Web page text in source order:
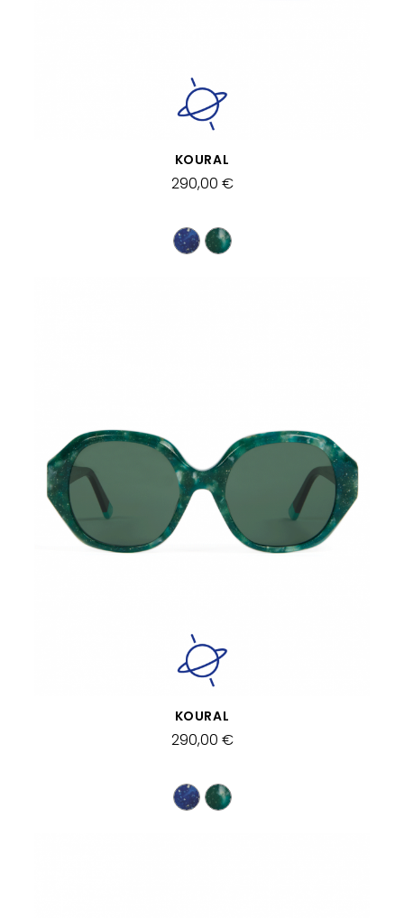
SCHNELLANSICHT
KOURAL
290,00 €
SCHNELLANSICHT
KOURAL
290,00 €